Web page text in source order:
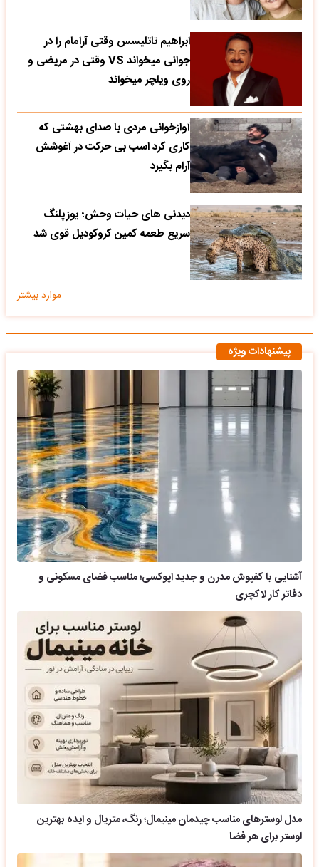
ابراهیم تاتلیسس وقتی آرامام را در
جوانی میخواند VS وقتی در مریضی و
روی ویلچر میخواند
آوازخوانی مردی با صدای بهشتی که
کاری کرد اسب بی حرکت در آغوشش
آرام بگیرد
دیدنی های حیات وحش؛ یوزپلنگ
سریع طعمه کمین کروکودیل قوی شد
موارد بیشتر
پیشنهادات ویژه
آشنایی با کفپوش مدرن و جدید اپوکسی؛ مناسب فضای مسکونی و
دفاتر کار لاکچری
مدل لوسترهای مناسب چیدمان مینیمال؛ رنگ، متریال و ایده بهترین
لوستر برای هر فضا